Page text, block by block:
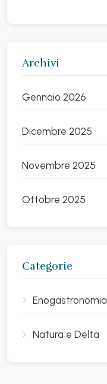
Archivi
Gennaio 2026
Dicembre 2025
Novembre 2025
Ottobre 2025
Categorie
Enogastronomia
Natura e Delta